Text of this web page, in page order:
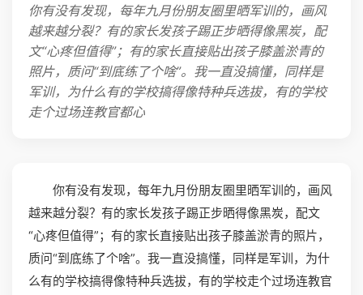
你有没有发现，每年九月份朋友圈里晒军训的，画风
越来越分裂？有的家长发孩子踢正步晒得像黑炭，配
文“心疼但值得”；有的家长直接贴出孩子膝盖淤青的
照片，质问“到底练了个啥”。我一直没搞懂，同样是
军训，为什么有的学校搞得像特种兵选拔，有的学校
走个过场连教官都心
你有没有发现，每年九月份朋友圈里晒军训的，画风
越来越分裂？有的家长发孩子踢正步晒得像黑炭，配文
“心疼但值得”；有的家长直接贴出孩子膝盖淤青的照片，
质问“到底练了个啥”。我一直没搞懂，同样是军训，为什
么有的学校搞得像特种兵选拔，有的学校走个过场连教官